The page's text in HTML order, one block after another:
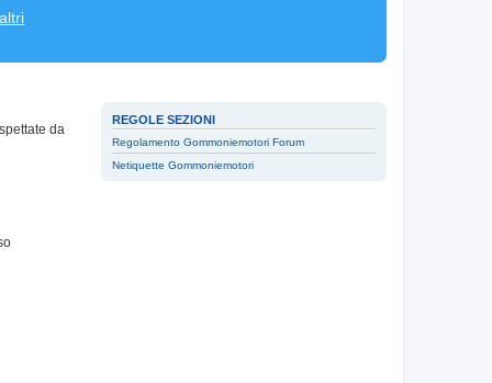
REGOLE SEZIONI
Regolamento Gommoniemotori Forum
Netiquette Gommoniemotori
da